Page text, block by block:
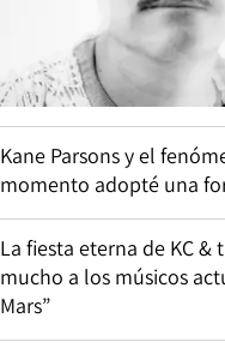
Kane Parsons y el
momento adopté una
La fiesta eterna de KC
mucho a los músicos
Mars”